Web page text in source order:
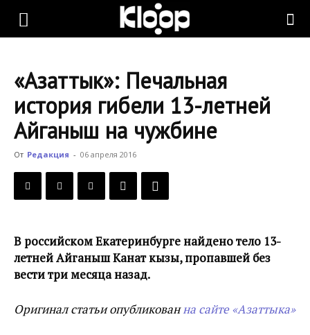
KLOOP.KG
Новости
Кыргызстана
«Азаттык»: Печальная
история гибели 13-летней
Айганыш на чужбине
От Редакция - 06 апреля 2016
В российском Екатеринбурге найдено тело 13-
летней Айганыш Канат кызы, пропавшей без
вести три месяца назад.
Оригинал статьи опубликованна сайте «Азаттыка»